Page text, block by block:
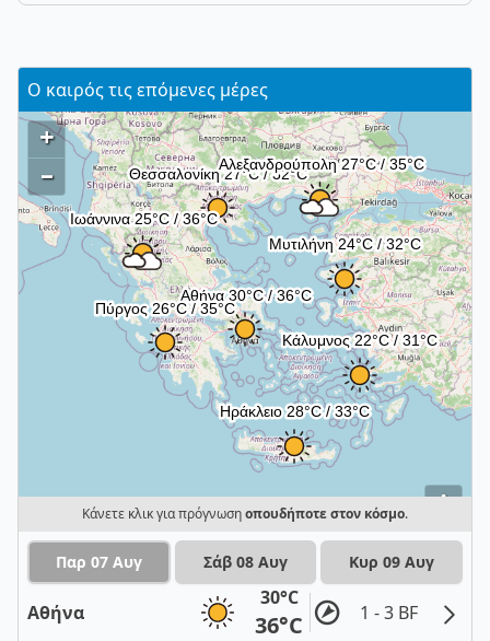
Ο καιρός τις επόμενες μέρες
i
+
–
Κάνετε κλικ για πρόγνωσηοπουδήποτε στον κόσμο.
Παρ 07 Αυγ Σάβ 08 Αυγ Κυρ 09 Αυγ
Αθήνα
30°C
36°C 1 - 3 BF